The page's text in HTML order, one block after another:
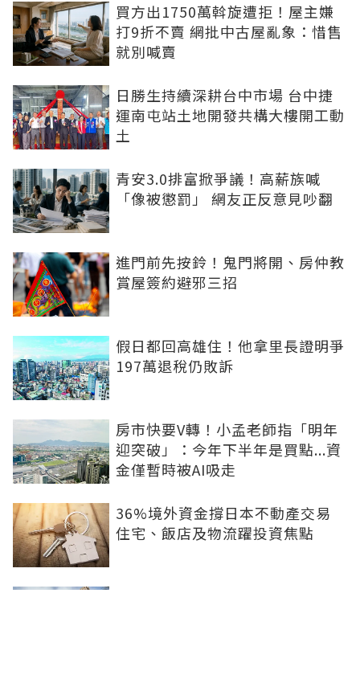
買方出1750萬斡旋遭拒！屋主嫌
打9折不賣 網批中古屋亂象：惜售
就別喊賣
日勝生持續深耕台中市場 台中捷
運南屯站土地開發共構大樓開工動
土
青安3.0排富掀爭議！高薪族喊
「像被懲罰」 網友正反意見吵翻
進門前先按鈴！鬼門將開、房仲教
賞屋簽約避邪三招
假日都回高雄住！他拿里長證明爭
197萬退稅仍敗訴
房市快要V轉！小孟老師指「明年
迎突破」：今年下半年是買點...資
金僅暫時被AI吸走
36%境外資金撐日本不動產交易
住宅、飯店及物流躍投資焦點